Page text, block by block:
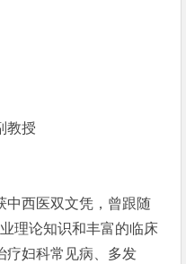
教授
中西医双文凭，曾跟随
理论知识和丰富的临床
疗妇科常见病、多发